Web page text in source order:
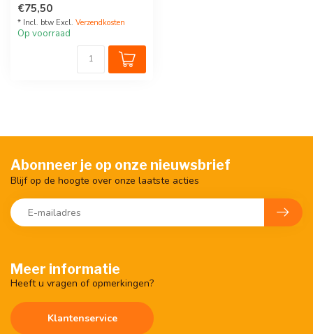
Met 4 onafhankeli...
€75,50
* Incl. btw Excl. Verzendkosten
Op voorraad
Meer informatie
Heeft u vragen of opmerkingen?
Klantenservice
Abonneer je op onze nieuwsbrief
Blijf op de hoogte over onze laatste acties